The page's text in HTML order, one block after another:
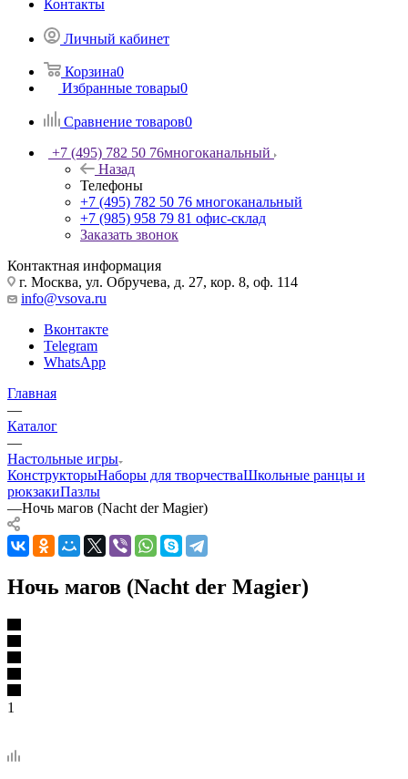
Контакты
Личный кабинет
Корзина0
Избранные товары0
Сравнение товаров0
+7 (495) 782 50 76многоканальный
Назад
Телефоны
+7 (495) 782 50 76 многоканальный
+7 (985) 958 79 81 офис-склад
Заказать звонок
Контактная информация
г. Москва, ул. Обручева, д. 27, кор. 8, оф. 114
info@vsova.ru
Вконтакте
Telegram
WhatsApp
Главная
—
Каталог
—
Настольные игры
КонструкторыНаборы для творчестваШкольные ранцы и
рюкзакиПазлы
—Ночь магов (Nacht der Magier)
Ночь магов (Nacht der Magier)
1